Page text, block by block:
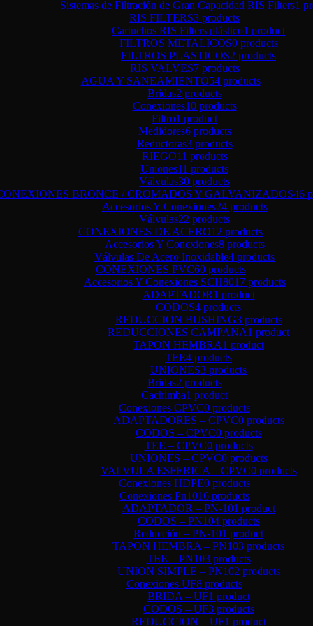
Sistemas de Filtración de Gran Capacidad RIS Filters1
RIS FILTERS3 products
Cartuchos RIS Filters plástico1 product
FILTROS METALICOS0 products
FILTROS PLASTICOS2 products
RIS VALVES7 products
AGUA Y SANEAMIENTO54 products
Bridas2 products
Conexiones10 products
Filtro1 product
Medidores6 products
Reductoras3 products
RIEGO11 products
Uniones11 products
Válvulas30 products
BRONCE / CROMADOS Y GALVANIZADOS46
Accesorios Y Conexiones24 products
Válvulas22 products
CONEXIONES DE ACERO12 products
Accesorios Y Conexiones8 products
Válvulas De Acero Inoxidable4 products
CONEXIONES PVC60 products
Accesorios Y Conexiones SCH8017 products
ADAPTADOR1 product
CODOS4 products
REDUCCION BUSHING3 products
REDUCCIONES CAMPANA1 product
TAPON HEMBRA1 product
TEE4 products
UNIONES3 products
Bridas2 products
Cachimba1 product
Conexiones CPVC0 products
ADAPTADORES – CPVC0 products
CODOS – CPVC0 products
TEE – CPVC0 products
UNIONES – CPVC0 products
VALVULA ESFERICA – CPVC0 products
Conexiones HDPE0 products
Conexiones Pn1016 products
ADAPTADOR – PN-101 product
CODOS – PN104 products
Reducción – PN-101 product
TAPON HEMBRA – PN103 products
TEE – PN103 products
UNION SIMPLE – PN102 products
Conexiones UF8 products
BRIDA – UF1 product
CODOS – UF3 products
REDUCCION – UF1 product